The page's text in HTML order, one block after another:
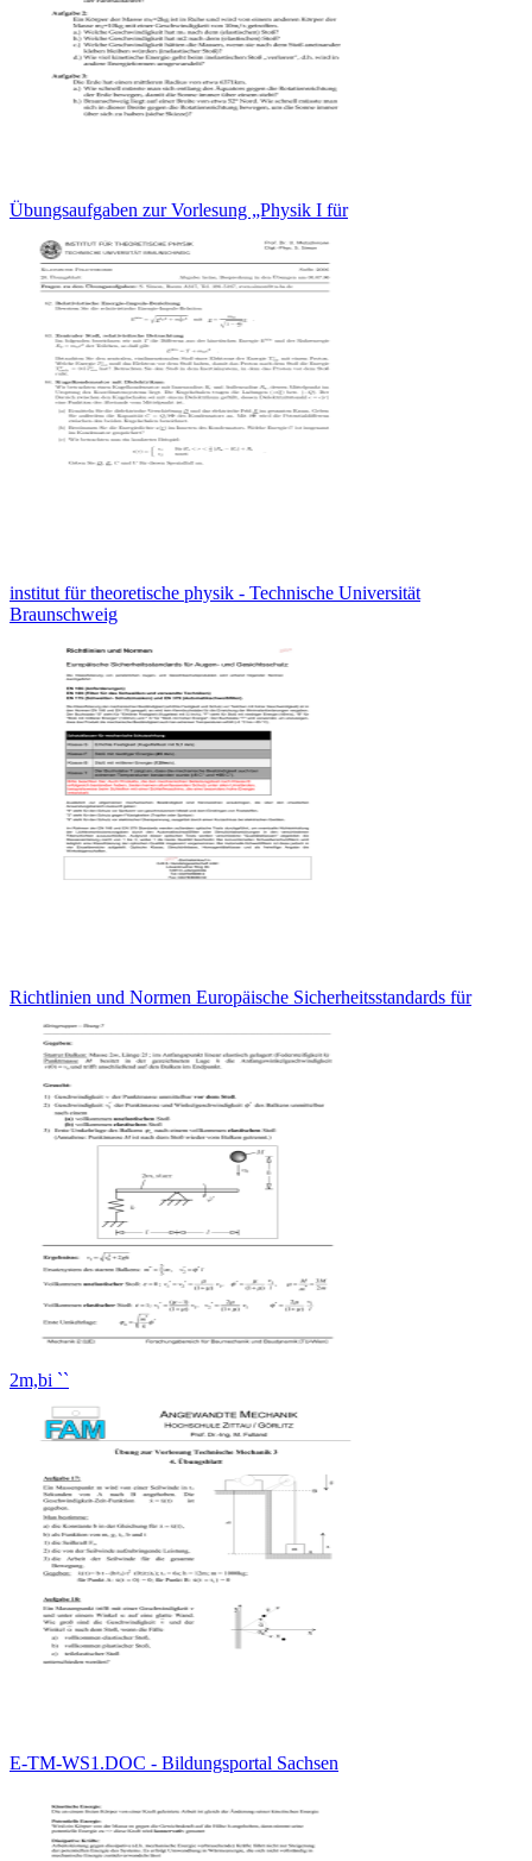
Übungsaufgaben zur Vorlesung „Physik I für
institut für theoretische physik - Technische Universität
Braunschweig
Richtlinien und Normen Europäische Sicherheitsstandards für
2m,bi ``
E-TM-WS1.DOC - Bildungsportal Sachsen